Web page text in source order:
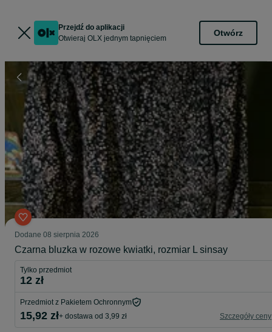
Przejdź do aplikacji
Otwieraj OLX jednym tapnięciem
Otwórz
Dodane 08 sierpnia 2026
Czarna bluzka w rozowe kwiatki, rozmiar L sinsay
Tylko przedmiot
12 zł
Przedmiot z Pakietem Ochronnym
15,92 zł+ dostawa od 3,99 zł Szczegóły ceny